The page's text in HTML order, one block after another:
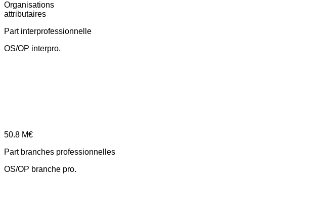
Organisations
attributaires
Part interprofessionnelle
OS/OP interpro.
50.8 M€
Part branches professionnelles
OS/OP branche pro.